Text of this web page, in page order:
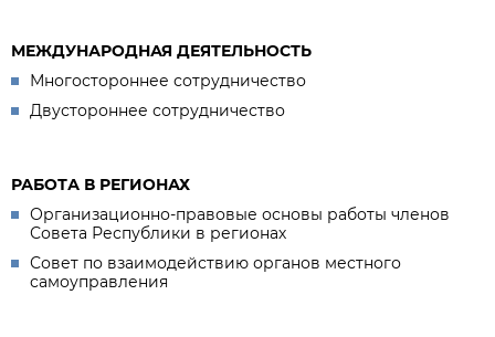
МЕЖДУНАРОДНАЯ ДЕЯТЕЛЬНОСТЬ
Многостороннее сотрудничество
Двустороннее сотрудничество
РАБОТА В РЕГИОНАХ
Организационно-правовые основы работы членов
Совета Республики в регионах
Совет по взаимодействию органов местного
самоуправления